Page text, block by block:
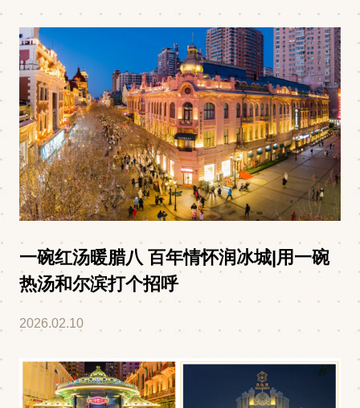
一碗红汤暖腊八 百年情怀润冰城|用一碗
热汤和尔滨打个招呼
2026.02.10